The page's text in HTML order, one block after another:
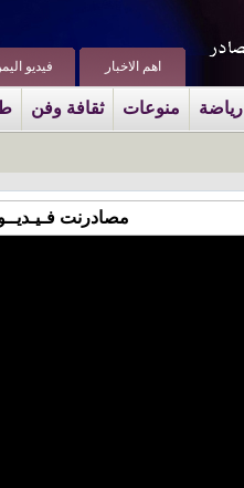
فيديو اهم الاخبار
رياضة منوعات ثقافة وفن
مصادرنت